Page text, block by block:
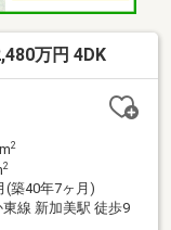
万円 4DK
2
2
(築40年7ヶ月)
東線 新加美駅 徒歩9